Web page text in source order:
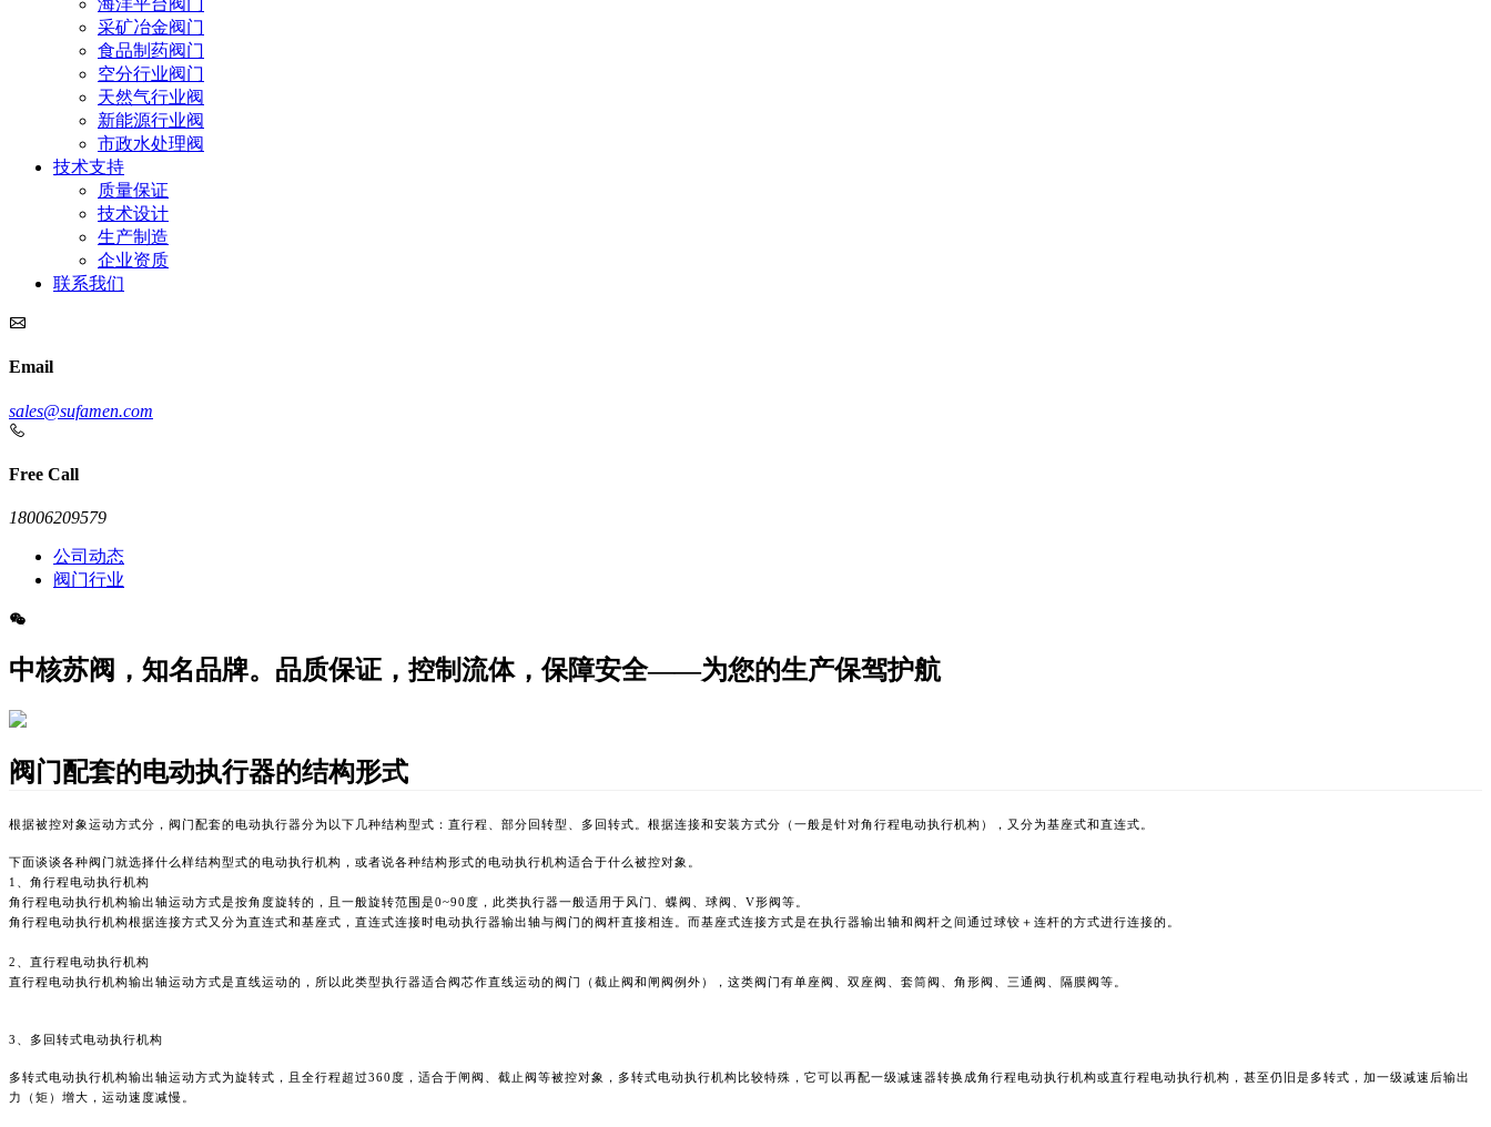
海洋平台阀门
采矿冶金阀门
食品制药阀门
空分行业阀门
天然气行业阀
新能源行业阀
市政水处理阀
技术支持
质量保证
技术设计
生产制造
企业资质
联系我们
Email
sales@sufamen.com
Free Call
18006209579
公司动态
阀门行业
中核苏阀，知名品牌。品质保证，控制流体，保障安全——为您的生产保驾护航
阀门配套的电动执行器的结构形式
根据被控对象运动方式分，阀门配套的电动执行器分为以下几种结构型式：直行程、部分回转型、多回转式。根据连接和安装方式分（一般是针对角行程电动执行机构），又分为基座式和直连式。
下面谈谈各种阀门就选择什么样结构型式的电动执行机构，或者说各种结构形式的电动执行机构适合于什么被控对象。
1、角行程电动执行机构
角行程电动执行机构输出轴运动方式是按角度旋转的，且一般旋转范围是0~90度，此类执行器一般适用于风门、蝶阀、球阀、V形阀等。
角行程电动执行机构根据连接方式又分为直连式和基座式，直连式连接时电动执行器输出轴与阀门的阀杆直接相连。而基座式连接方式是在执行器输出轴和阀杆之间通过球铰＋连杆的方式进行连接的。
2、直行程电动执行机构
直行程电动执行机构输出轴运动方式是直线运动的，所以此类型执行器适合阀芯作直线运动的阀门（截止阀和闸阀例外），这类阀门有单座阀、双座阀、套筒阀、角形阀、三通阀、隔膜阀等。
3、多回转式电动执行机构
多转式电动执行机构输出轴运动方式为旋转式，且全行程超过360度，适合于闸阀、截止阀等被控对象，多转式电动执行机构比较特殊，它可以再配一级减速器转换成角行程电动执行机构或直行程电动执行机构，甚至仍旧是多转式，加一级减速后输出
力（矩）增大，运动速度减慢。